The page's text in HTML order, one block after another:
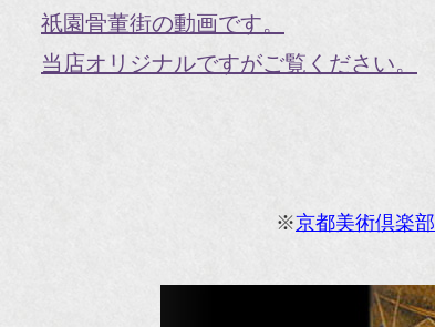
祇園骨董街の動画です。
当店オリジナルですがご覧ください。
※京都美術倶楽部